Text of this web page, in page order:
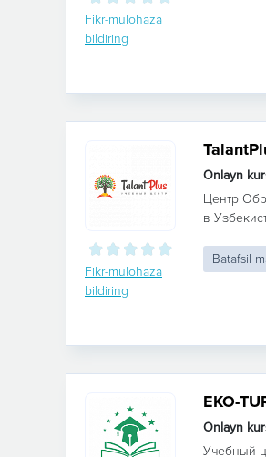
Fikr-mulohaza
bildiring
Fikr-mulohaza
bildiring
Onlayn
Центр
в
Batafsil
EKO-
Onlayn
Учебный